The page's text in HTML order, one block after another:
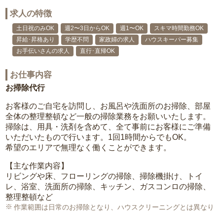
求人の特徴
土日祝のみOK 週2〜3日からOK 週1〜OK
スキマ時間勤務OK
昇給･昇格あり
学歴不問 家政婦の求人
ハウスキーパー募集
お手伝いさんの求人
直行･直帰OK
お仕事内容
お掃除代行
お客様のご自宅を訪問し、お風呂や洗面所のお掃除、部屋
全体の整理整頓など一般の掃除業務をお願いいたします。
掃除は、用具・洗剤を含めて、全て事前にお客様にご準備
いただいたもので行います。1回1時間からでもOK。
希望のエリアで無理なく働くことができます。
【主な作業内容】
リビングや床、フローリングの掃除、掃除機掛け、トイ
レ、浴室、洗面所の掃除、キッチン、ガスコンロの掃除、
整理整頓など
作業範囲は日常のお掃除となり、ハウスクリーニングとは異なり